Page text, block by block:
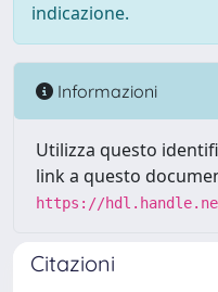
indicazione.
Informazioni
Utilizza questo
link a questo
https://
Citazioni